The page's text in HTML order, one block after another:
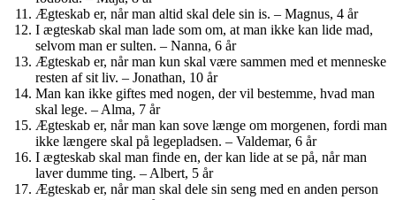
Ægteskab er, når man altid skal dele sin is. – Magnus, 4 år
I ægteskab skal man lade som om, at man ikke kan lide mad,
selvom man er sulten. – Nanna, 6 år
Ægteskab er, når man kun skal være sammen med et menneske
resten af sit liv. – Jonathan, 10 år
Man kan ikke giftes med nogen, der vil bestemme, hvad man
skal lege. – Alma, 7 år
Ægteskab er, når man kan sove længe om morgenen, fordi man
ikke længere skal på legepladsen. – Valdemar, 6 år
I ægteskab skal man finde en, der kan lide at se på, når man
laver dumme ting. – Albert, 5 år
Ægteskab er, når man skal dele sin seng med en anden person